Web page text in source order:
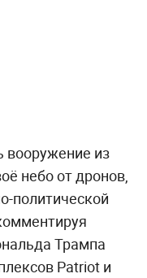
вооружение из
небо от дронов,
политической
Трампа
Patriot и